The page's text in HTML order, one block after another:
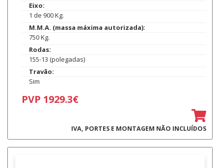
Eixo:
1 de 900 Kg.
M.M.A. (massa máxima autorizada):
750 Kg.
Rodas:
155-13 (polegadas)
Travão:
Sim
PVP 1929.3€
IVA, PORTES E MONTAGEM NÃO INCLUÍDOS